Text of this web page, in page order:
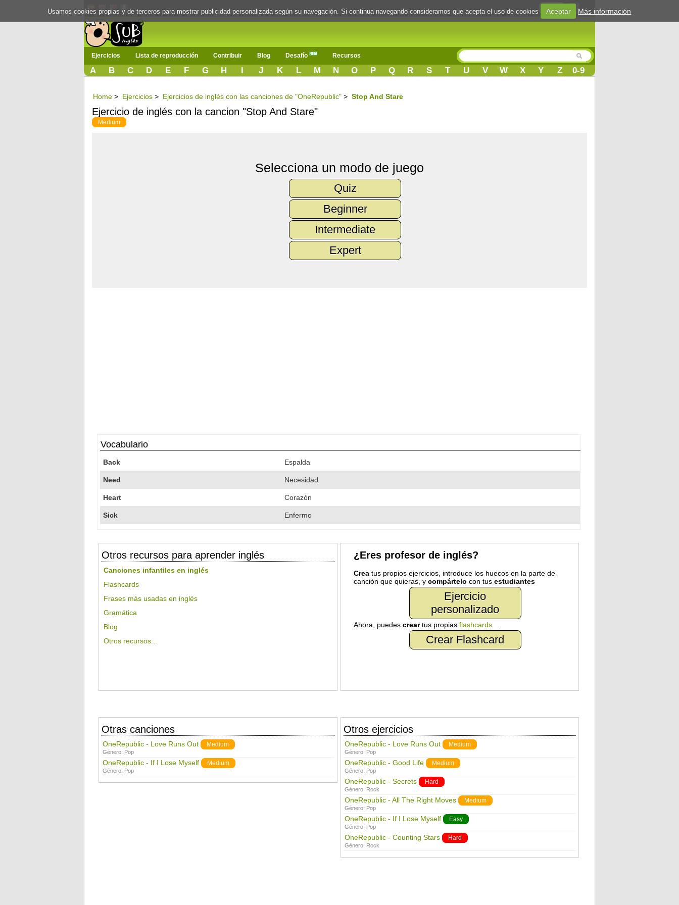
Login
Ejercicios Lista de reproducción Contribuir Blog Desafío Recursos
A B C D E F G H I J K L M N O P Q R S T U V W X Y Z 0-9
Home > Ejercicios > Ejercicios de inglés con las canciones de "OneRepublic" > Stop And Stare
Ejercicio de inglés con la cancion "Stop And Stare"
Medium
Selecciona un modo de juego
Quiz
Beginner
Intermediate
Expert
Vocabulario
Back Espalda
Need Necesidad
Heart Corazón
Sick Enfermo
Otros recursos para aprender inglés
Canciones infantiles en inglés
Flashcards
Frases más usadas en inglés
Gramática
Blog
Otros recursos...
¿Eres profesor de inglés?
Creatus propios ejercicios, introduce los huecos en la parte de
canción que quieras, y compártelo con tus estudiantes
Ejercicio
personalizado
Ahora, puedes creartus propias flashcards
Crear Flashcard
Otras canciones
OneRepublic - Love Runs Out Medium
Género: Pop
OneRepublic - If I Lose Myself Medium
Género: Pop
Otros ejercicios
OneRepublic - Love Runs Out Medium
Género: Pop
OneRepublic - Good Life Medium
Género: Pop
OneRepublic - Secrets Hard
Género: Rock
OneRepublic - All The Right Moves Medium
Género: Pop
OneRepublic - If I Lose Myself Easy
Género: Pop
OneRepublic - Counting Stars Hard
Género: Rock
Usamos cookies propias y de terceros para mostrar publicidad personalizada según su navegación. Si continua navegando consideramos que acepta el uso de cookies Aceptar Más información